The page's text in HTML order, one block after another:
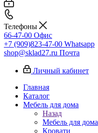
Телефоны
66-47-00 Офис
+7 (909)823-47-00 Whatsapp
shop@sklad27.ru Почта
Личный кабинет
Главная
Каталог
Мебель для дома
Назад
Мебель для дома
Кровати